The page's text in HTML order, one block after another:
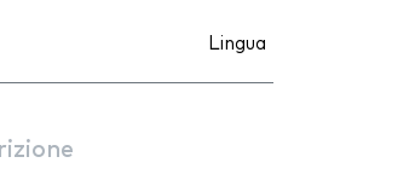
Lingua